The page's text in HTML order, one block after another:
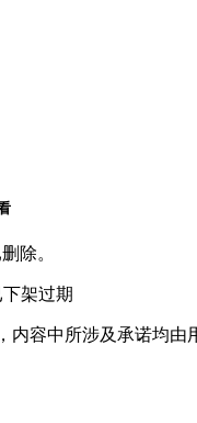
除。
架过期
内容中所涉及承诺均由